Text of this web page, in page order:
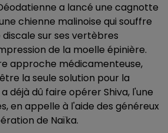
a lancé une cagnotte
chienne malinoise qui souffre
sur ses vertèbres
de la moelle épinière.
approche médicamenteuse,
la seule solution pour la
a déjà dû faire opérer Shiva, l'une
en appelle à l'aide des généreux
de Naïka.